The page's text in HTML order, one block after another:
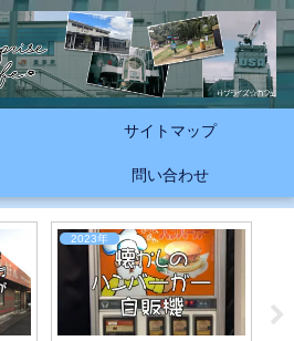
サイトマップ
問い合わせ
2023年